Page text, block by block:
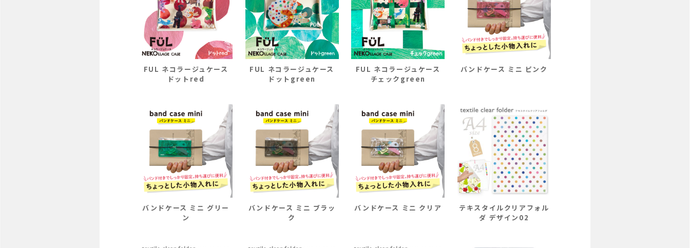
FUL ネコラージュケース
ドットred
FUL ネコラージュケース
ドットgreen
FUL ネコラージュケース
チェックgreen
バンドケース ミニ ピンク
バンドケース ミニ グリー
ン
バンドケース ミニ ブラッ
ク
バンドケース ミニ クリア
テキスタイルクリアフォル
ダ デザイン02